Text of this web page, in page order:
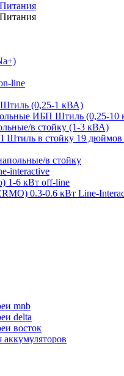
line
(0,25-1 кВА)
ИБП Штиль (0,25-10
в стойку (1-3 кВА)
Штиль в стойку 19 дюймов
в стойку
interactive
1-6 кВт off-line
0.3-0.6 кВт Line-
mnb
delta
восток